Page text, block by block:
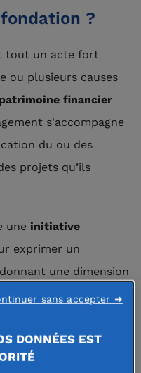
?
tout un acte fort
ou plusieurs causes
financier
s'accompagne
du ou des
projets qu’ils
une initiative
exprimer un
une dimension
général . C’est aussi
encore celle
DONNÉES EST
sans accepter ➜